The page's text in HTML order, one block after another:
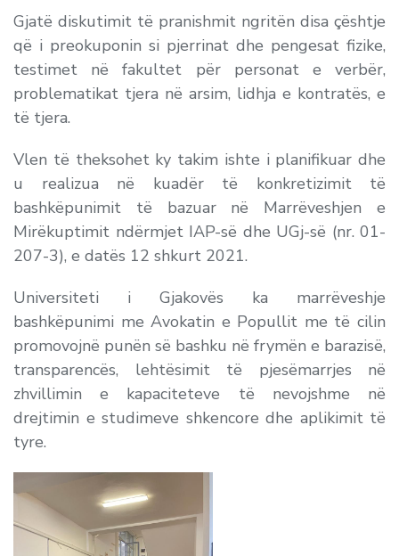
Gjatë diskutimit të pranishmit ngritën disa çështje
që i preokuponin si pjerrinat dhe pengesat fizike,
testimet në fakultet për personat e verbër,
problematikat tjera në arsim, lidhja e kontratës, e
të tjera.
Vlen të theksohet ky takim ishte i planifikuar dhe
u realizua në kuadër të konkretizimit të
bashkëpunimit të bazuar në Marrëveshjen e
Mirëkuptimit ndërmjet IAP-së dhe UGj-së (nr. 01-
207-3), e datës 12 shkurt 2021.
Universiteti i Gjakovës ka marrëveshje
bashkëpunimi me Avokatin e Popullit me të cilin
promovojnë punën së bashku në frymën e barazisë,
transparencës, lehtësimit të pjesëmarrjes në
zhvillimin e kapaciteteve të nevojshme në
drejtimin e studimeve shkencore dhe aplikimit të
tyre.